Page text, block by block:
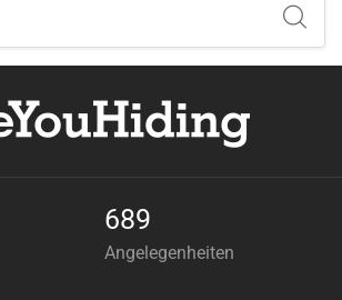
689
Angelegenheiten